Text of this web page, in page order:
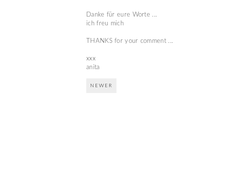
Danke für eure Worte ...
ich freu mich
THANKS for your comment ...
xxx
anita
NEWER